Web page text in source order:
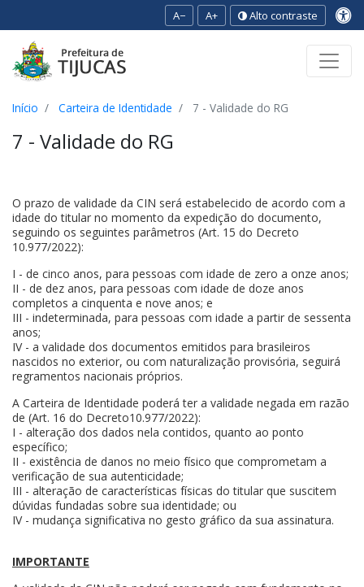
A− A+ Alto contraste
Início Carteira de Identidade 7 - Validade do RG
7 - Validade do RG
O prazo de validade da CIN será estabelecido de acordo com a
idade do titular no momento da expedição do documento,
seguindo os seguintes parâmetros (Art. 15 do Decreto
10.977/2022):
I - de cinco anos, para pessoas com idade de zero a onze anos;
II - de dez anos, para pessoas com idade de doze anos
completos a cinquenta e nove anos; e
III - indeterminada, para pessoas com idade a partir de sessenta
anos;
IV - a validade dos documentos emitidos para brasileiros
nascidos no exterior, ou com naturalização provisória, seguirá
regramentos nacionais próprios.
A Carteira de Identidade poderá ter a validade negada em razão
de (Art. 16 do Decreto10.977/2022):
I - alteração dos dados nela contidos, quanto ao ponto
específico;
II - existência de danos no meio físico que comprometam a
verificação de sua autenticidade;
III - alteração de características físicas do titular que suscitem
dúvidas fundadas sobre sua identidade; ou
IV - mudança significativa no gesto gráfico da sua assinatura.
IMPORTANTE